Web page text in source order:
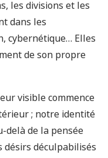
les divisions et les
dans les
cybernétique… Elles
de son propre
visible commence
; notre identité
delà de la pensée
désirs déculpabilisés